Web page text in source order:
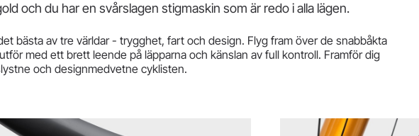
och du har en svårslagen stigmaskin som är redo i alla lägen.
bästa av tre världar - trygghet, fart och design. Flyg fram över de snabbåkta
med ett brett leende på läpparna och känslan av full kontroll. Framför dig
och designmedvetne cyklisten.